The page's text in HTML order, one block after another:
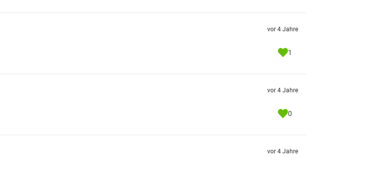
vor 4 Jahre
1
vor 4 Jahre
0
vor 4 Jahre